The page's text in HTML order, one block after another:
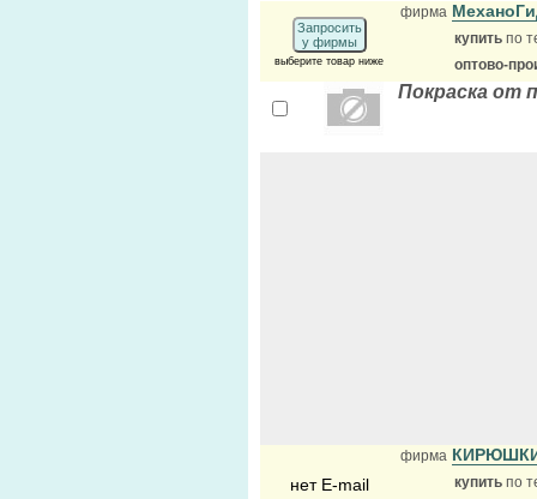
Запросить
у фирмы
выберите товар ниже
фирма
купить по
оптово-
Покраска от
нет E-mail
фирма
купить по